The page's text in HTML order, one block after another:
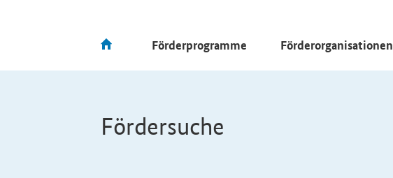
Förderprogramme Förderorganisationen
Fördersuche